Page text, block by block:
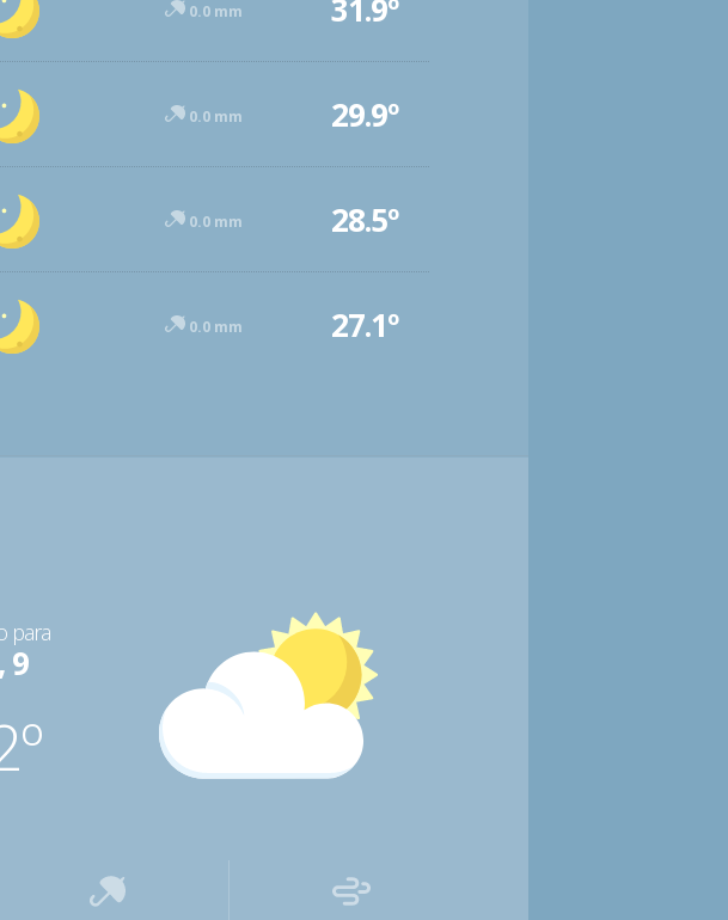
0.0 mm 31.9º
0.0 mm 29.9º
0.0 mm 28.5º
0.0 mm 27.1º
para
9